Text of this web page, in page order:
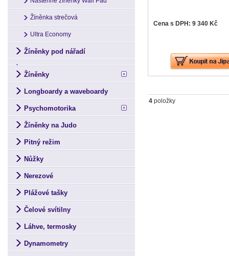
Cena s DPH: 9 340 Kč
4 položky
Žíněnka strečová
Ultra Economy
Žíněnky pod nářadí
Žíněnky
Longboardy a waveboardy
Psychomotorika
Žíněnky na Judo
Pitný režim
Nůžky
Nerezové
Plážové tašky
Čelové svítilny
Láhve, termosky
Dynamometry